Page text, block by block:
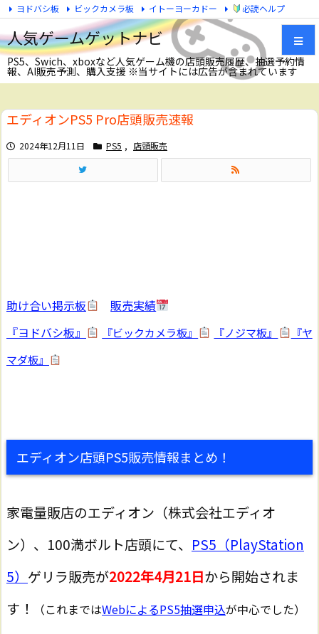
人気ゲームゲットナビ
PS5、Swich、xboxなど人気ゲーム機の店頭販売履歴、抽選予約情
報、AI販売予測、購入支援 ※当サイトには広告が含まれています
メニュ
前へ
ヨドバシ板 ビックカメラ板 イトーヨーカドー 必読ヘルプ
エディオンPS5 Pro店頭販売速報
2024年12月11日 PS5 , 店頭販売
助け合い掲示板
販売実績
『ヨドバシ板』
『ビックカメラ板』 『ノジマ板』
『ヤ
マダ板』
エディオン店頭PS5販売情報まとめ！
家電量販店のエディオン（株式会社エディオ
ン）、100満ボルト店頭にて、 PS5（PlayStation
5） ゲリラ販売が2022年4月21日から開始されま
す！
（これまではWebによるPS5抽選申込が中心でした）